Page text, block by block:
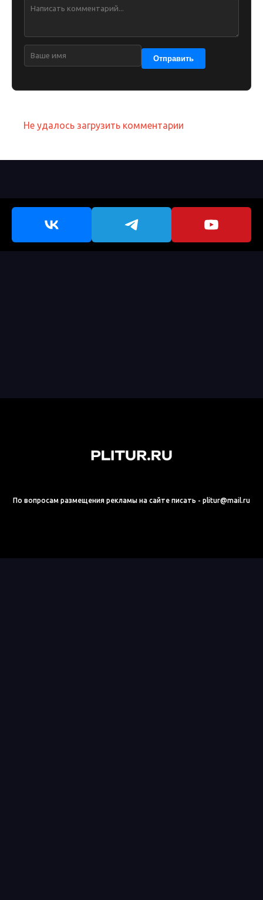
Отправить
Не удалось загрузить комментарии
По вопросам размещения рекламы на сайте писать - plitur@mail.ru